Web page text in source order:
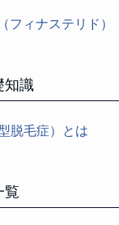
フィナステリド）
知識
脱毛症）とは
覧